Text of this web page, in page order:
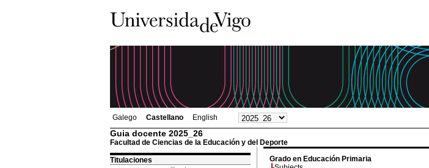
Galego Castellano English
Guia docente 2025_26
Facultad de Ciencias de la Educación y del Deporte
Titulaciones
Grado en Educación Primaria